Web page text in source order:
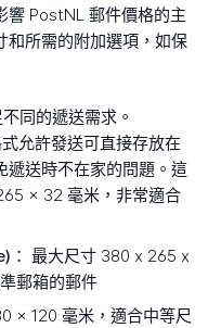
響 PostNL 郵件價格的主
和所需的附加選項，如保
同的遞送需求。
允許發送可直接存放在
遞送時不在家的問題。這
x 32 毫米，非常適合
： 最大尺寸 380 x 265 x
郵箱的郵件
x 120 毫米，適合中等尺